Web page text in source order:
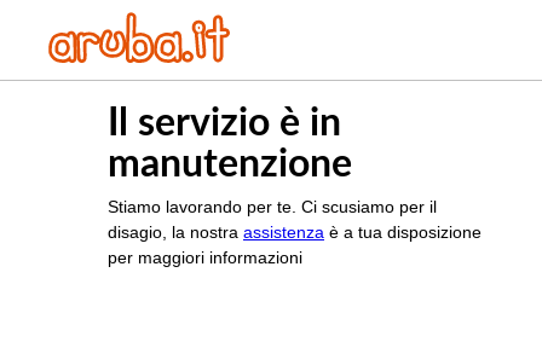
Il servizio è in
manutenzione
Stiamo lavorando per te. Ci scusiamo per il
disagio, la nostra assistenza è a tua disposizione
per maggiori informazioni